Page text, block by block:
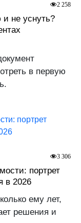
и не уснуть?
в первую
2 258
портрет
в 2026
ему лет,
решения и
3 306